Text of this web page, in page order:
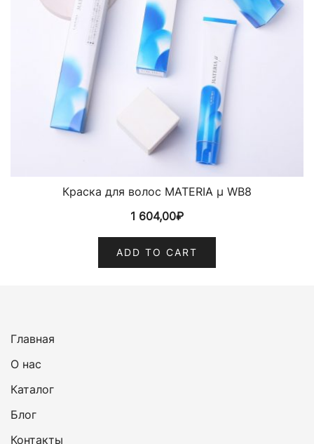
Краска для волос MATERIA µ WB8
1 604,00₽
ADD TO CART
Главная
О нас
Каталог
Блог
Контакты